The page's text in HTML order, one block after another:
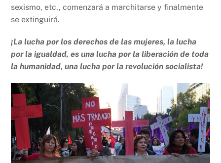
sexismo, etc., comenzará a marchitarse y finalmente
se extinguirá.
¡La lucha por los derechos de las mujeres, la lucha
por la igualdad, es una lucha por la liberación de toda
la humanidad, una lucha por la revolución socialista!